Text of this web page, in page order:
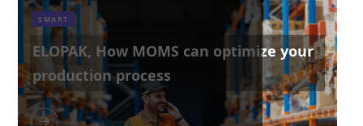
SMART
ELOPAK, How MOMS can optimize your
production process